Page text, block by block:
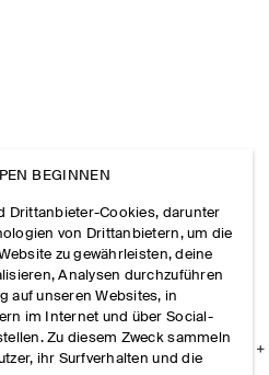
BEGINNEN
Drittanbieter-Cookies, darunter
von Drittanbietern, um die
zu gewährleisten, deine
Analysen durchzuführen
auf unseren Websites, in
im Internet und über Social-
Zu diesem Zweck sammeln
ihr Surfverhalten und die